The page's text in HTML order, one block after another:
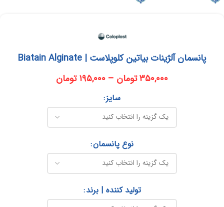
پانسمان آلژینات بیاتین کلوپلاست | Biatain Alginate
۳۵۰,۰۰۰تومان – ۱۹۵,۰۰۰ تومان
سایز
نوع پانسمان
تولید کننده | برند